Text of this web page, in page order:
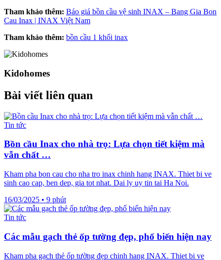
Tham khảo thêm: Báo giá bồn cầu vệ sinh INAX – Bang Gia Bon
Cau Inax | INAX Việt Nam
Tham khảo thêm: bồn cầu 1 khối inax
Kidohomes
Bài viết liên quan
Tin tức
Bồn cầu Inax cho nhà trọ: Lựa chọn tiết kiệm mà
vẫn chất …
Kham pha bon cau cho nha tro inax chinh hang INAX. Thiet bi ve
sinh cao cap, ben dep, gia tot nhat. Dai ly uy tin tai Ha Noi.
16/03/2025 • 9 phút
Tin tức
Các mẫu gạch thẻ ốp tường đẹp, phổ biến hiện nay
Kham pha gạch thẻ ốp tường đẹp chinh hang INAX. Thiet bi ve